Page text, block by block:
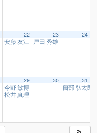
22
安藤 友江 様11:30
23
戸田 秀雄 様
24
29
今野 敏博 様
松井 真理 様、ギャリッシュ明
30 31
薗部 弘太